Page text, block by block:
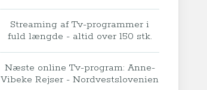
Streaming af Tv-programmer i
fuld længde - altid over 150 stk.
Næste online Tv-program: Anne-
Vibeke Rejser - Nordvestslovenien